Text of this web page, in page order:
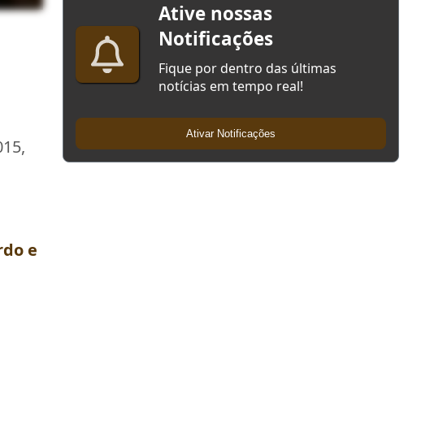
e
Ative nossas
Notificações
Fique por dentro das últimas
notícias em tempo real!
Ativar Notificações